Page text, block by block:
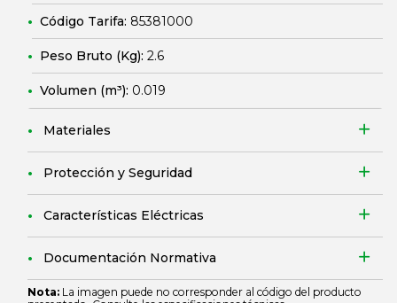
Código Tarifa: 85381000
Peso Bruto (Kg): 2.6
Volumen (m³): 0.019
Materiales
Protección y Seguridad
Características Eléctricas
Documentación Normativa
Nota: La imagen puede no corresponder al código del producto